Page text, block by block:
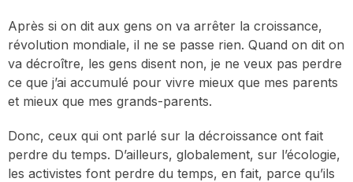
Après si on dit aux gens on va arrêter la croissance,
révolution mondiale, il ne se passe rien. Quand on dit on
va décroître, les gens disent non, je ne veux pas perdre
ce que j’ai accumulé pour vivre mieux que mes parents
et mieux que mes grands-parents.
Donc, ceux qui ont parlé sur la décroissance ont fait
perdre du temps. D’ailleurs, globalement, sur l’écologie,
les activistes font perdre du temps, en fait, parce qu’ils